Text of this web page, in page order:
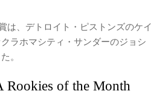
は、デトロイト・ピストンズのケイ
ラホマシティ・サンダーのジョシ
。
Rookies of the Month